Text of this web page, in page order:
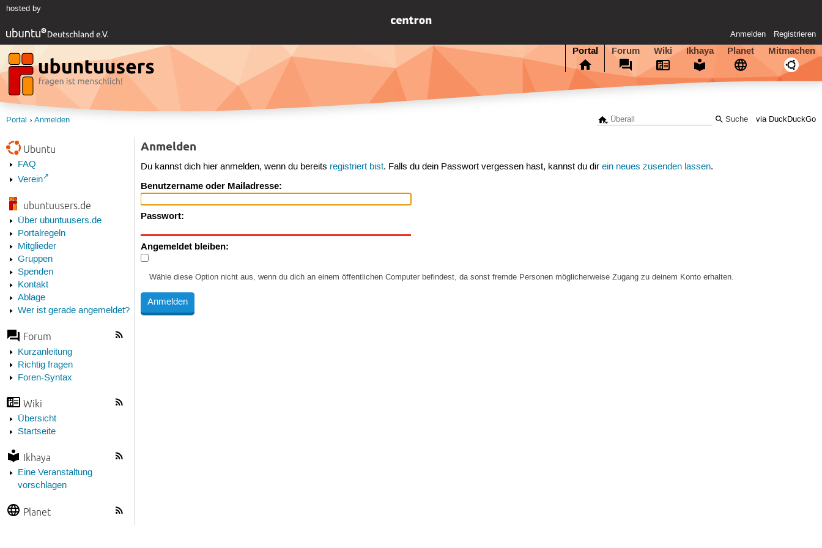
hosted by
Anmelden Registrieren
Portal Forum Wiki Ikhaya Planet Mitmachen
via DuckDuckGo
Portal Anmelden
Ubuntu
FAQ
Verein
ubuntuusers.de
Über ubuntuusers.de
Portalregeln
Mitglieder
Gruppen
Spenden
Kontakt
Ablage
Wer ist gerade angemeldet?
Forum
Kurzanleitung
Richtig fragen
Foren-Syntax
Wiki
Übersicht
Startseite
Ikhaya
Eine Veranstaltung
vorschlagen
Planet
Anmelden
Du kannst dich hier anmelden, wenn du bereits registriert bist. Falls du dein Passwort vergessen hast, kannst du direin neues zusenden lassen.
Benutzername oder Mailadresse:
Passwort:
Angemeldet bleiben:
Wähle diese Option nicht aus, wenn du dich an einem öffentlichen Computer befindest, da sonst fremde Personen möglicherweise Zugang zu deinem Konto erhalten.